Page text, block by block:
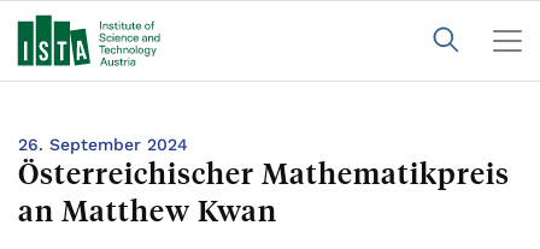
26. September 2024
Österreichischer Mathematikpreis
an Matthew Kwan